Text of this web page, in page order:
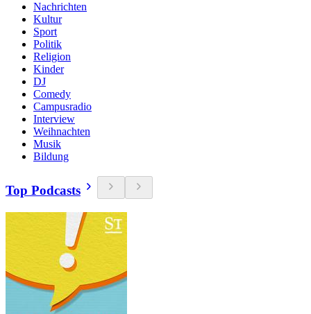
Nachrichten
Kultur
Sport
Politik
Religion
Kinder
DJ
Comedy
Campusradio
Interview
Weihnachten
Musik
Bildung
Top Podcasts